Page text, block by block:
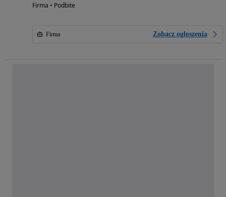
Firma • Podbite
Firma Zobacz ogłoszenia